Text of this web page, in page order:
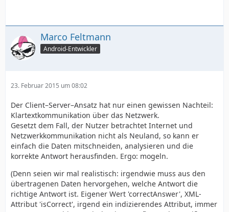
Marco Feltmann
Android-Entwickler
23. Februar 2015 um 08:02
Der Client–Server–Ansatz hat nur einen gewissen Nachteil:
Klartextkommunikation über das Netzwerk.
Gesetzt dem Fall, der Nutzer betrachtet Internet und
Netzwerkkommunikation nicht als Neuland, so kann er
einfach die Daten mitschneiden, analysieren und die
korrekte Antwort herausfinden. Ergo: mogeln.
(Denn seien wir mal realistisch: irgendwie muss aus den
übertragenen Daten hervorgehen, welche Antwort die
richtige Antwort ist. Eigener Wert 'correctAnswer', XML-
Attribut 'isCorrect', irgend ein indizierendes Attribut, immer